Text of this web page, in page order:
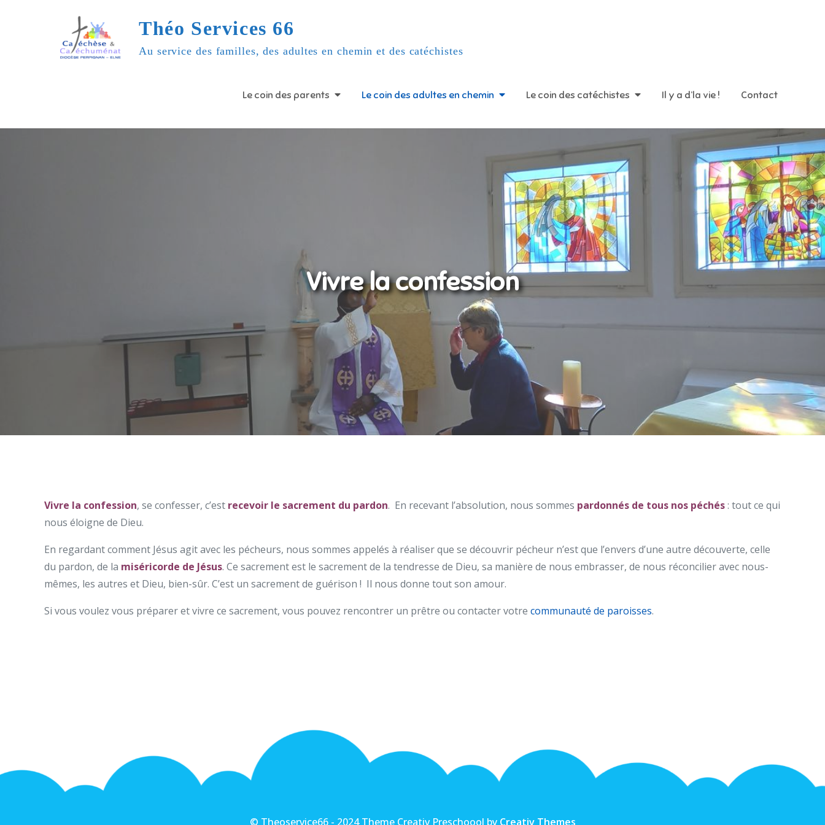
Théo Services 66
Au service des familles, des adultes en chemin et des catéchistes
Le coin des parents Le coin des adultes en chemin Le coin des catéchistes Il y a d’la vie ! Contact
Vivre la confession
Vivre la confession, se confesser, c’est recevoir le sacrement du pardon. En recevant l’absolution, nous sommes pardonnés de tous nos péchés: tout ce qui
nous éloigne de Dieu.
En regardant comment Jésus agit avec les pécheurs, nous sommes appelés à réaliser que se découvrir pécheur n’est que l’envers d’une autre découverte, celle
du pardon, de la miséricorde de Jésus. Ce sacrement est le sacrement de la tendresse de Dieu, sa manière de nous embrasser, de nous réconcilier avec nous-
mêmes, les autres et Dieu, bien-sûr. C’est un sacrement de guérison ! Il nous donne tout son amour.
Si vous voulez vous préparer et vivre ce sacrement, vous pouvez rencontrer un prêtre ou contacter votre communauté de paroisses.
© Theoservice66 - 2024 Theme Creativ Preschoool by Creativ Themes